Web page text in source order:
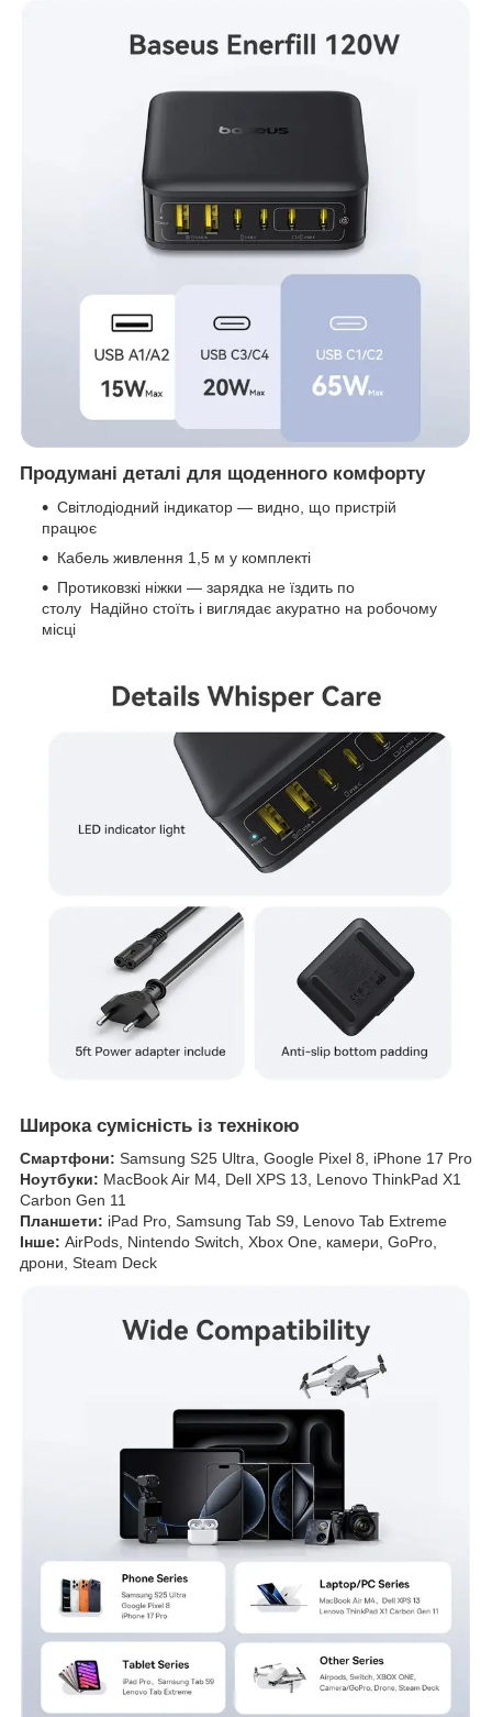
Продумані деталі для щоденного комфорту
Світлодіодний індикатор — видно, що пристрій
працює
Кабель живлення 1,5 м у комплекті
Протиковзкі ніжки — зарядка не їздить по
столу Надійно стоїть і виглядає акуратно на робочому
місці
Широка сумісність із технікою
Смартфони: Samsung S25 Ultra, Google Pixel 8, iPhone 17 Pro
Ноутбуки: MacBook Air M4, Dell XPS 13, Lenovo ThinkPad X1
Carbon Gen 11
Планшети: iPad Pro, Samsung Tab S9, Lenovo Tab Extreme
Інше: AirPods, Nintendo Switch, Xbox One, камери, GoPro,
дрони, Steam Deck